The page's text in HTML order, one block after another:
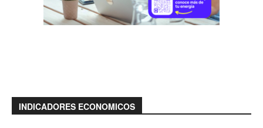
INDICADORES ECONOMICOS